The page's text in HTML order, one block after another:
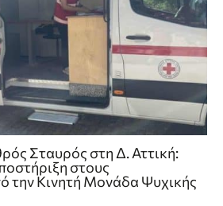
Σταυρός στη Δ. Αττική:
στους
την Κινητή Μονάδα Ψυχικής